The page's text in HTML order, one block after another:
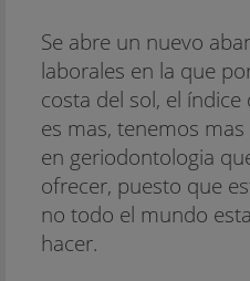
Se abre un nuevo
laborales en la que
costa del sol, el
es mas, tenemos
en geriodontologia
ofrecer, puesto que
no todo el mundo
hacer.